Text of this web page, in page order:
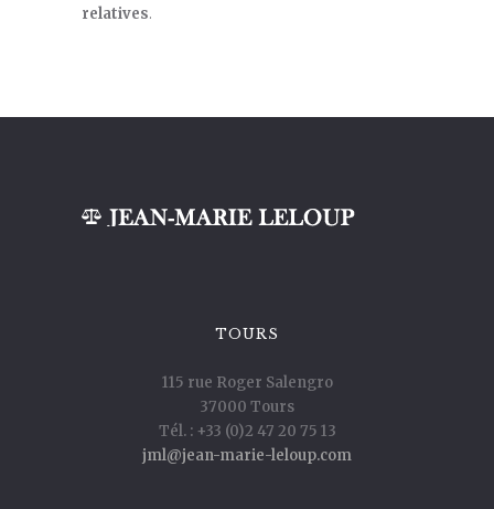
relatives.
TOURS
115 rue Roger Salengro
37000 Tours
Tél. : +33 (0)2 47 20 75 13
jml@jean-marie-leloup.com